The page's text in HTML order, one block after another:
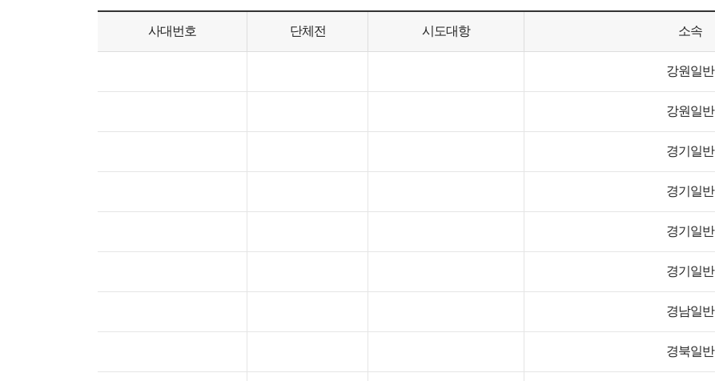
사대번호 단체전 시도대항 소속
강원일반
강원일반
경기일반
경기일반
경기일반
경기일반
경남일반
경북일반